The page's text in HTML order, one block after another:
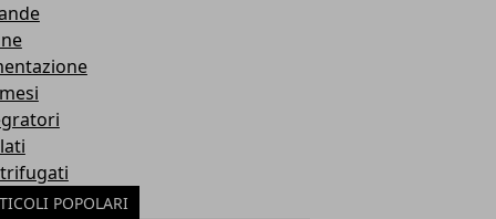
POPOLARI